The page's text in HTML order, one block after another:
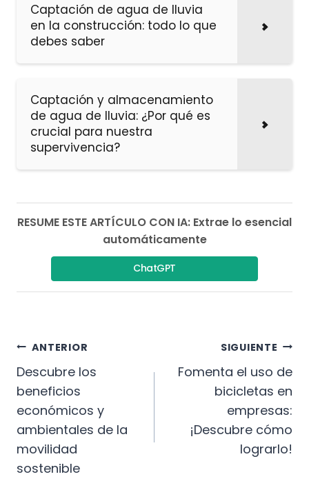
Captación de agua de lluvia
en la construcción: todo lo que
debes saber
Captación y almacenamiento
de agua de lluvia: ¿Por qué es
crucial para nuestra
supervivencia?
RESUME ESTE ARTÍCULO CON IA: Extrae lo esencial
automáticamente
ChatGPT
Navegación
De
Entradas
ANTERIOR
Descubre los
beneficios
económicos y
ambientales de la
movilidad
sostenible
SIGUIENTE
Fomenta el uso de
bicicletas en
empresas:
¡Descubre cómo
lograrlo!